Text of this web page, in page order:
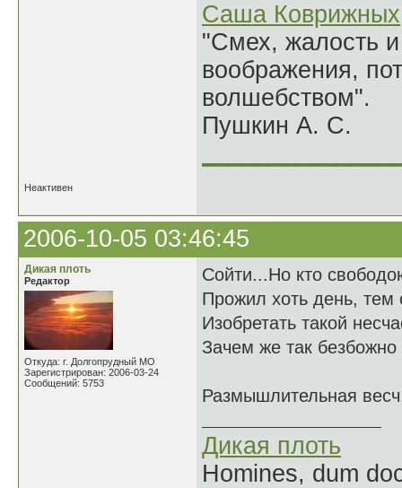
Саша Коврижных
"Смех, жалость
воображения,
волшебством".
Пушкин А. С.
Неактивен
2006-10-05 03:46:45
Дикая плоть
Редактор
Откуда: г. Долгопрудный МО
Зарегистрирован: 2006-03-24
Сообщений: 5753
Сойти...Но кто
Прожил хоть день,
Изобретать такой
Зачем же так
Размышлительная
Дикая плоть
Homines, dum